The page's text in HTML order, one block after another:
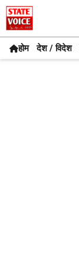
Skip
to
content
होम देश / विदेश